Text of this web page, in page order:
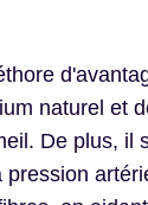
naturel et
De plus,